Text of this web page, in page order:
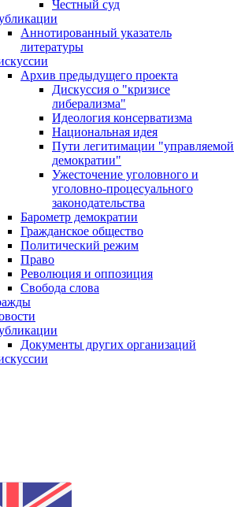
Честный суд
Аннотированный указатель
литературы
Архив предыдущего проекта
Дискуссия о "кризисе
либерализма"
Идеология консерватизма
Национальная идея
Пути легитимации "управляемой
демократии"
Ужесточение уголовного и
уголовно-процесуального
законодательства
Барометр демократии
Гражданское общество
Политический режим
Право
Революция и оппозиция
Свобода слова
Документы других организаций